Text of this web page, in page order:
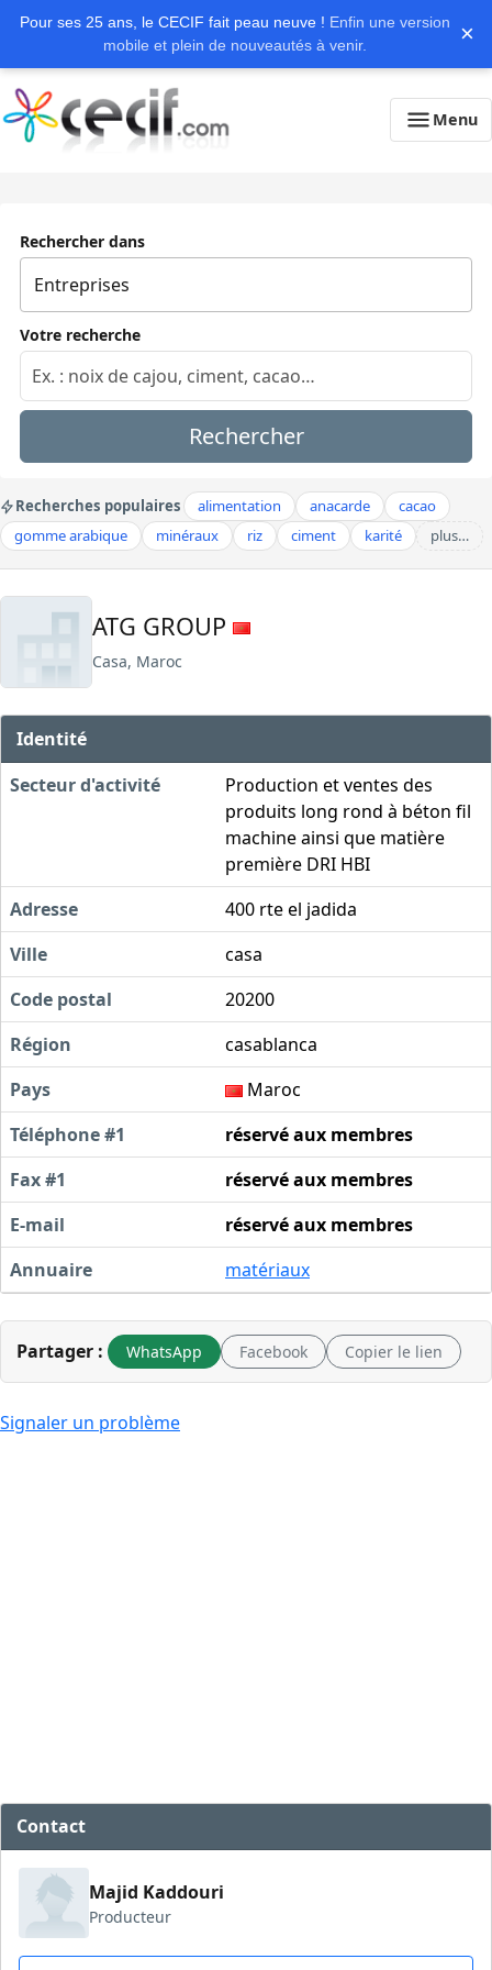
Pour ses 25 ans, le CECIF fait peau neuve ! Enfin une version
mobile et plein de nouveautés à venir.
×
Menu
Rechercher dans
Votre recherche
Rechercher
Recherches populaires alimentation anacarde
cacao
gomme arabique
minéraux riz ciment karité plus…
ATG GROUP
Casa, Maroc
Identité
Secteur d'activité
Production et ventes des
produits long rond à béton fil
machine ainsi que matière
première DRI HBI
Adresse
400 rte el jadida
Ville
casa
Code postal
20200
Région
casablanca
Pays
Maroc
Téléphone #1
réservé aux membres
Fax #1
réservé aux membres
E-mail
réservé aux membres
Annuaire
matériaux
Partager : WhatsApp Facebook Copier le lien
Signaler un problème
Contact
Majid Kaddouri
Producteur